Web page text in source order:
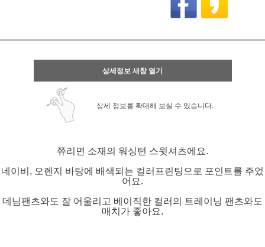
상세정보 새창 열기
상세 정보를 확대해 보실 수 있습니다.
쮸리면 소재의 워싱턴 스윗셔츠에요.
네이비, 오렌지 바탕에 배색되는 컬러프린팅으로 포인트를 주었
어요.
데님팬츠와도 잘 어울리고 베이직한 컬러의 트레이닝 팬츠와도
매치가 좋아요.